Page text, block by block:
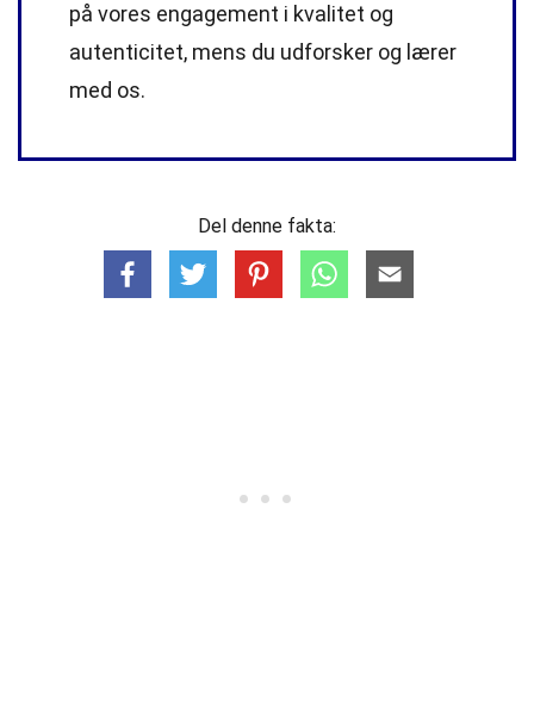
på vores engagement i kvalitet og
autenticitet, mens du udforsker og lærer
med os.
Del denne fakta: